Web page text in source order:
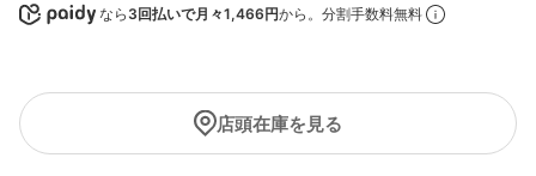
なら 3回払いで月々1,466円から。分割手数料無料
店頭在庫を見る